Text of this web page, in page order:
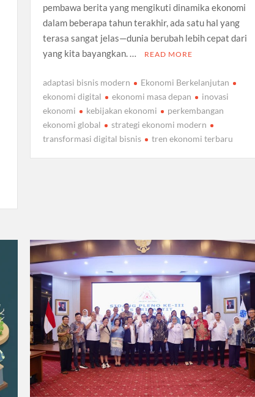
pembawa berita yang mengikuti dinamika ekonomi
dalam beberapa tahun terakhir, ada satu hal yang
terasa sangat jelas—dunia berubah lebih cepat dari
yang kita bayangkan. …
READ MORE
adaptasi bisnis modern
Ekonomi Berkelanjutan
ekonomi digital
ekonomi masa depan
inovasi
ekonomi
kebijakan ekonomi
perkembangan
ekonomi global
strategi ekonomi modern
transformasi digital bisnis
tren ekonomi terbaru